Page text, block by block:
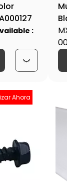
:
Ahora